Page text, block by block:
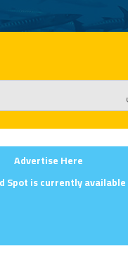
Advertise Here
Spot is currently available